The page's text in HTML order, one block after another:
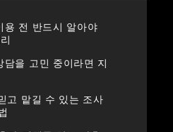
용 전 반드시 알아야
담을 고민 중이라면 지
고 맡길 수 있는 조사